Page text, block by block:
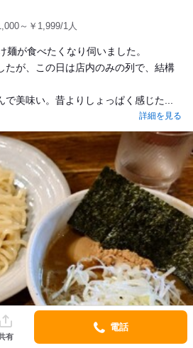
～￥1,999/1人
麺が食べたくなり伺いました。
たが、この日は店内のみの列で、結構
で美味い。昔よりしょっぱく感じた...
詳細を見る
有
電話